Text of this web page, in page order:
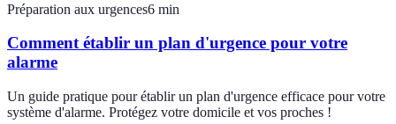
Préparation aux urgences6 min
Comment établir un plan d'urgence pour votre
alarme
Un guide pratique pour établir un plan d'urgence efficace pour votre
système d'alarme. Protégez votre domicile et vos proches !